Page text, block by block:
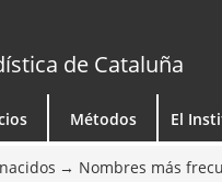
de Cataluña
Métodos El
Nombres más